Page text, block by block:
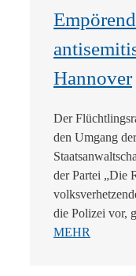
Hannover
Der
den Umgang
der Partei „Die
die Polizei vor,
MEHR